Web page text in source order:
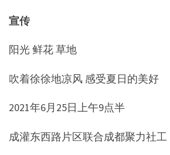
宣传
阳光 鲜花 草地
吹着徐徐地凉风 感受夏日的美好
2021年6月25日上午9点半
成灌东西路片区联合成都聚力社工